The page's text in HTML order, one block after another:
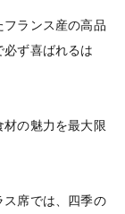
ランス産の高品
ず喜ばれるは
材の魅力を最大限
ス席では、四季の